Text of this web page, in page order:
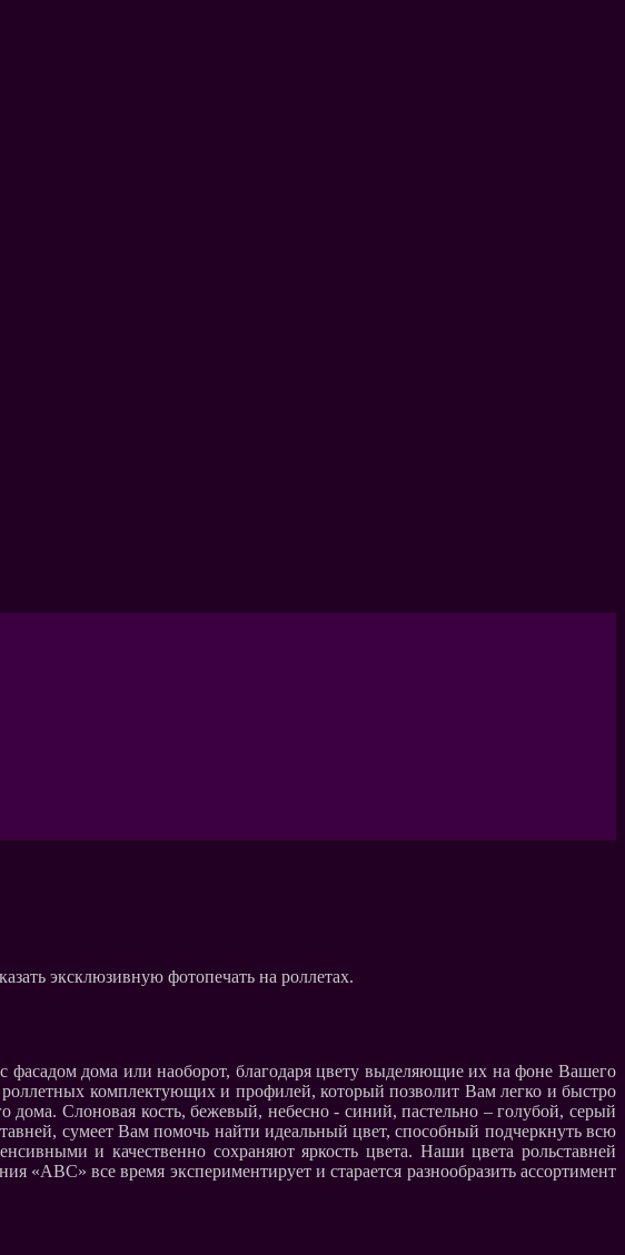
эксклюзивную фотопечать на роллетах.
дома или наоборот, благодаря цвету выделяющие их на фоне Вашего
комплектующих и профилей, который позволит Вам легко и быстро
Слоновая кость, бежевый, небесно - синий, пастельно – голубой, серый
сумеет Вам помочь найти идеальный цвет, способный подчеркнуть всю
и качественно сохраняют яркость цвета. Наши цвета рольставней
все время экспериментирует и старается разнообразить ассортимент